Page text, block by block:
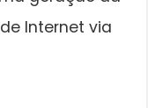
Internet via